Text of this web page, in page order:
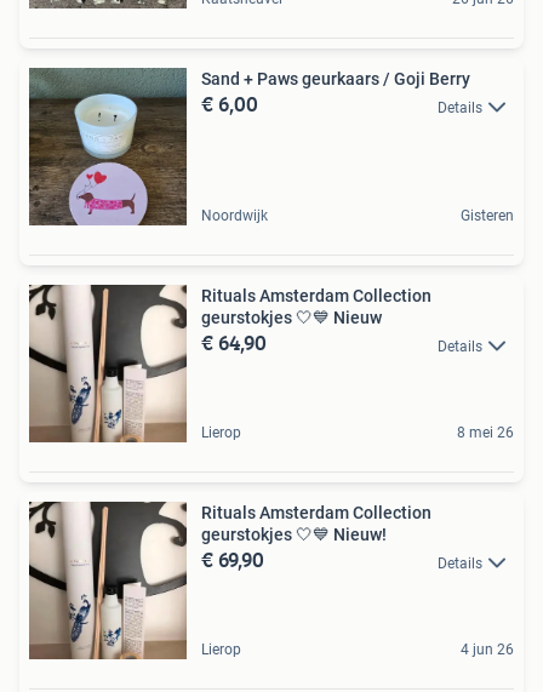
Sand + Paws geurkaars / Goji Berry
€ 6,00 Details
Noordwijk Gisteren
Rituals Amsterdam Collection
geurstokjes 🤍💙 Nieuw
€ 64,90 Details
Lierop 8 mei 26
Rituals Amsterdam Collection
geurstokjes 🤍💙 Nieuw!
€ 69,90 Details
Lierop 4 jun 26